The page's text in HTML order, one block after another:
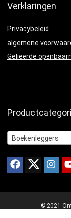
Verklaringen
Privacybeleid
algemene
Gelieerde
Boekenleggers
© 2021